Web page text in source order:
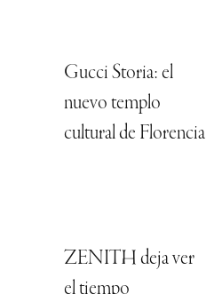
Gucci Storia: el
nuevo templo
cultural de Florencia
ZENITH deja ver
el tiempo